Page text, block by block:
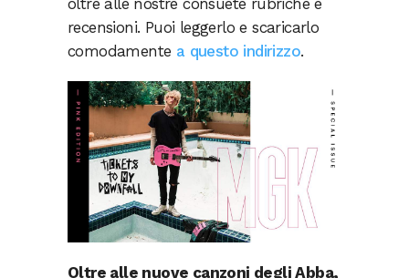
recensioni. Puoi leggerlo e scaricarlo
comodamente a questo indirizzo.
Oltre alle nuove canzoni degli Abba,